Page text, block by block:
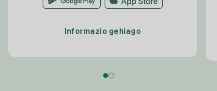
Informazio gehiago